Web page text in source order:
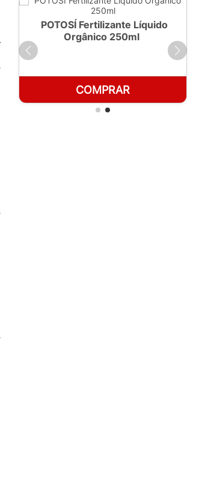
POTOSÍ Fertilizante Líquido
Orgânico 250ml
COMPRAR